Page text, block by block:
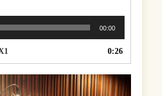
00:00
0:26